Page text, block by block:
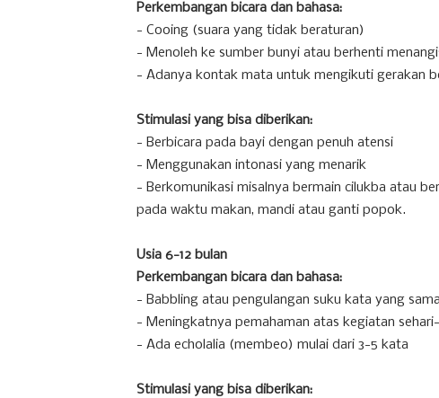
Perkembangan bicara dan bahasa:
- Cooing (suara yang tidak beraturan)
- Menoleh ke sumber bunyi atau berhenti
- Adanya kontak mata untuk mengikuti gerakan
Stimulasi yang bisa diberikan:
- Berbicara pada bayi dengan penuh atensi
- Menggunakan intonasi yang menarik
- Berkomunikasi misalnya bermain cilukba atau
pada waktu makan, mandi atau ganti popok.
Usia 6-12 bulan
Perkembangan bicara dan bahasa:
- Babbling atau pengulangan suku kata yang
- Meningkatnya pemahaman atas kegiatan
- Ada echolalia (membeo) mulai dari 3-5 kata
Stimulasi yang bisa diberikan: